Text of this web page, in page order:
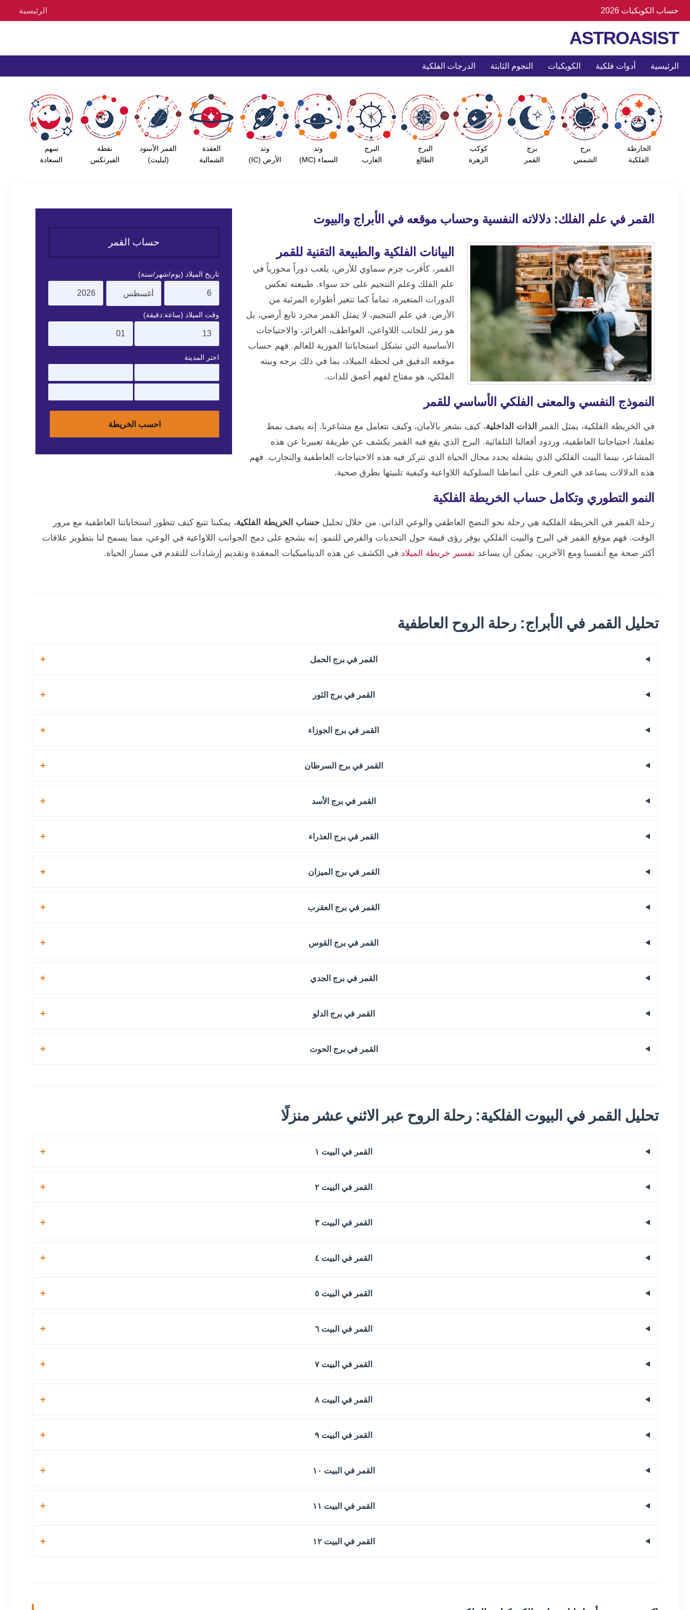
حساب الكويكبات 2026 الرئيسية
ASTROASIST
الرئيسية أدوات فلكية الكويكبات النجوم الثابتة الدرجات الفلكية
الخارطة
الفلكية
برج
الشمس
برج
القمر
كوكب
الزهرة
البرج
الطالع
البرج
الغارب
وتد
السماء (MC)
وتد
الأرض (IC)
العقدة
الشمالية
القمر الأسود
(ليليث)
نقطة
الفيرتكس
سهم
السعادة
حساب القمر
تاريخ الميلاد (يوم/شهر/سنة)
وقت الميلاد (ساعة:دقيقة)
اختر المدينة
القمر في علم الفلك: دلالاته النفسية وحساب موقعه في الأبراج والبيوت
البيانات الفلكية والطبيعة التقنية للقمر
القمر، كأقرب جرم سماوي للأرض، يلعب دوراً محورياً في
علم الفلك وعلم التنجيم على حد سواء. طبيعته تعكس
الدورات المتغيرة، تماماً كما تتغير أطواره المرئية من
الأرض. في علم التنجيم، لا يمثل القمر مجرد تابع أرضي، بل
هو رمز للجانب اللاواعي، العواطف، الغرائز، والاحتياجات
الأساسية التي تشكل استجاباتنا الفورية للعالم. فهم حساب
موقعه الدقيق في لحظة الميلاد، بما في ذلك برجه وبيته
الفلكي، هو مفتاح لفهم أعمق للذات.
النموذج النفسي والمعنى الفلكي الأساسي للقمر
في الخريطة الفلكية، يمثل القمر الذات الداخلية، كيف نشعر بالأمان، وكيف نتعامل مع مشاعرنا. إنه يصف نمط
تعلقنا، احتياجاتنا العاطفية، وردود أفعالنا التلقائية. البرج الذي يقع فيه القمر يكشف عن طريقة تعبيرنا عن هذه
المشاعر، بينما البيت الفلكي الذي يشغله يحدد مجال الحياة الذي تتركز فيه هذه الاحتياجات العاطفية والتجارب. فهم
هذه الدلالات يساعد في التعرف على أنماطنا السلوكية اللاواعية وكيفية تلبيتها بطرق صحية.
النمو التطوري وتكامل حساب الخريطة الفلكية
رحلة القمر في الخريطة الفلكية هي رحلة نحو النضج العاطفي والوعي الذاتي. من خلال تحليل حساب الخريطة الفلكية، يمكننا تتبع كيف تتطور استجاباتنا العاطفية مع مرور
الوقت. فهم موقع القمر في البرج والبيت الفلكي يوفر رؤى قيمة حول التحديات والفرص للنمو. إنه يشجع على دمج الجوانب اللاواعية في الوعي، مما يسمح لنا بتطوير علاقات
أكثر صحة مع أنفسنا ومع الآخرين. يمكن أن يساعد تفسير خريطة الميلاد في الكشف عن هذه الديناميكيات المعقدة وتقديم إرشادات للتقدم في مسار الحياة.
تحليل القمر في الأبراج: رحلة الروح العاطفية
القمر في برج الحمل
القمر في برج الثور
القمر في برج الجوزاء
القمر في برج السرطان
القمر في برج الأسد
القمر في برج العذراء
القمر في برج الميزان
القمر في برج العقرب
القمر في برج القوس
القمر في برج الجدي
القمر في برج الدلو
القمر في برج الحوت
تحليل القمر في البيوت الفلكية: رحلة الروح عبر الاثني عشر منزلًا
القمر في البيت ١
القمر في البيت ٢
القمر في البيت ٣
القمر في البيت ٤
القمر في البيت ٥
القمر في البيت ٦
القمر في البيت ٧
القمر في البيت ٨
القمر في البيت ٩
القمر في البيت ١٠
القمر في البيت ١١
القمر في البيت ١٢